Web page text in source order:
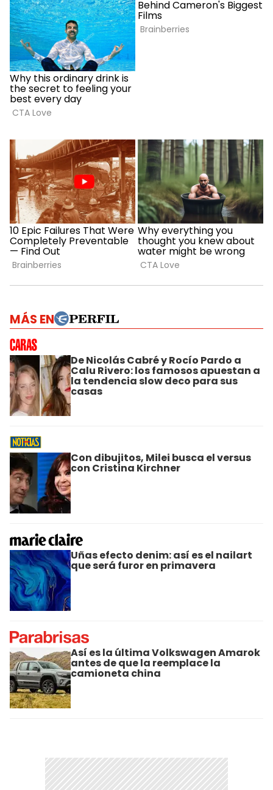
MÁS EN
De Nicolás Cabré y Rocío Pardo a
Calu Rivero: los famosos apuestan a
la tendencia slow deco para sus
casas
Con dibujitos, Milei busca el versus
con Cristina Kirchner
Uñas efecto denim: así es el nailart
que será furor en primavera
Así es la última Volkswagen Amarok
antes de que la reemplace la
camioneta china